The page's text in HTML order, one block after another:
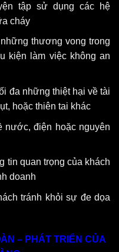
tập sử dụng các hệ
cháy
thương vong trong
kiện làm việc không an
đa những thiệt hại về tài
hoặc thiên tai khác
nước, điện hoặc nguyên
tin quan trọng của khách
doanh
tránh khỏi sự đe dọa
– PHÁT TRIỂN CỦA